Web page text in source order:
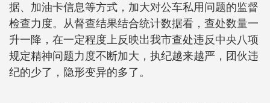
据、加油卡信息等方式，加大对公车私用问题的监督
检查力度。从督查结果结合统计数据看，查处数量一
升一降，在一定程度上反映出我市查处违反中央八项
规定精神问题力度不断加大，执纪越来越严，团伙违
纪的少了，隐形变异的多了。